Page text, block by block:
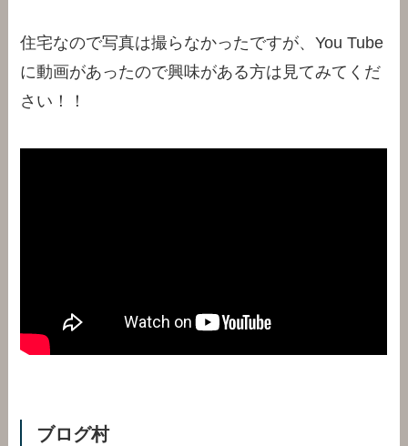
住宅なので写真は撮らなかったですが、You Tube
に動画があったので興味がある方は見てみてくだ
さい！！
ブログ村